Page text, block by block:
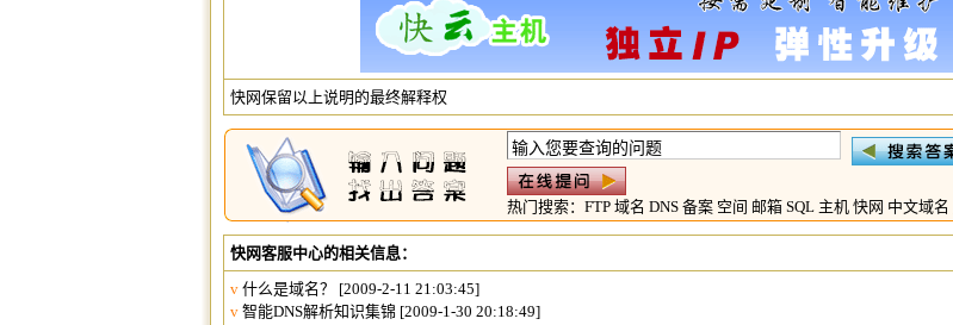
快网保留以上说明的最终解释权
热门搜索： FTP 域名 DNS 备案 空间 邮箱 SQL 主机 快网 中文域名
快网客服中心的相关信息：
v 什么是域名？
[2009-2-11 21:03:45]
v 智能DNS解析知识集锦 [2009-1-30 20:18:49]